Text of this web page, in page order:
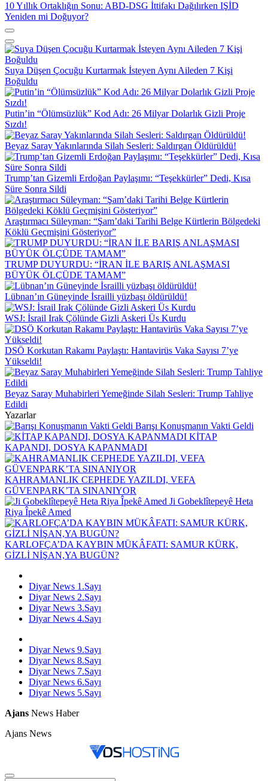
10 Yıllık Ortaklığın Sonu: ABD-DSG İttifakı Dağılırken IŞİD
Yeniden mi Doğuyor?
Suya Düşen Çocuğu Kurtarmak İsteyen Aynı Aileden 7 Kişi
Boğuldu
Putin’in “Ölümsüzlük” Kod Adı: 26 Milyar Dolarlık Gizli Proje
Sızdı!
Beyaz Saray Yakınlarında Silah Sesleri: Saldırgan Öldürüldü!
Trump’tan Gizemli Erdoğan Paylaşımı: “Teşekkürler” Dedi, Kısa
Süre Sonra Sildi
Araştırmacı Süleyman: “Şam’daki Tarihi Belge Kürtlerin Bölgedeki
Köklü Geçmişini Gösteriyor”
TRUMP DUYURDU: “İRAN İLE BARIŞ ANLAŞMASI
BÜYÜK ÖLÇÜDE TAMAM”
Lübnan’ın Güneyinde İsrailli yüzbaşı öldürüldü!
WSJ: İsrail Irak Çölünde Gizli Askeri Üs Kurdu
DSÖ Korkutan Rakamı Paylaştı: Hantavirüs Vaka Sayısı 7’ye
Yükseldi!
Beyaz Saray Muhabirleri Yemeğinde Silah Sesleri: Trump Tahliye
Edildi
Yazarlar
Barışı Konuşmanın Vakti Geldi
KİTAP
KAPANDI, DOSYA KAPANMADI
KAHRAMANLIK CEPHEDE YAZILDI, VEFA
GÜVENPARK’TA SINANIYOR
Ji Gobeklîtepeyê Heta
Riya Îpekê Amed
KARLOFÇA’DA KAYBIN MÜKÂFATI: SAMUR KÜRK,
GİZLİ NİŞAN,YA BUGÜN?
Diyar News 1.Sayı
Diyar News 2.Sayı
Diyar News 3.Sayı
Diyar News 4.Sayı
Diyar News 9.Sayı
Diyar News 8.Sayı
Diyar News 7.Sayı
Diyar News 6.Sayı
Diyar News 5.Sayı
Ajans News Haber
Ajans News